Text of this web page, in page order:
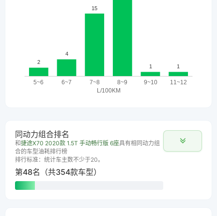
同动力组合排名
和捷途X70 2020款 1.5T 手动畅行版 6座具有相同动力组
合的车型油耗排行榜
排行标准：统计车主数不少于20。
第48名（共354款车型）